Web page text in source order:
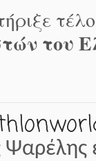
του
Ψαρέλης